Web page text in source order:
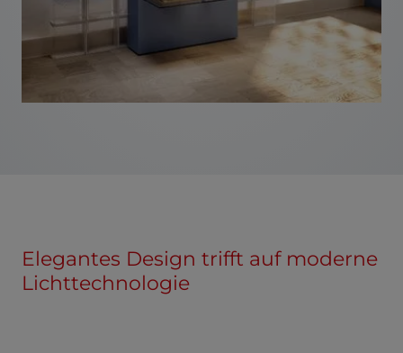
Elegantes Design trifft auf moderne
Lichttechnologie